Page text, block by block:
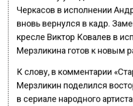
Черкасов в исполнении
вновь вернулся в кадр.
кресле Виктор Ковалев в
Мерзликина готов к новым
К слову, в комментарии
Мерзликин поделился
в сериале народного